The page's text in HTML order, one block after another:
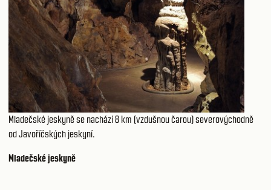
Mladečské jeskyně se nachází 8 km (vzdušnou čarou) severovýchodně
od Javoříčských jeskyní.
Mladečské jeskyně